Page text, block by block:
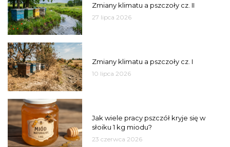
Zmiany klimatu a pszczoły cz. II
27 lipca 2026
Zmiany klimatu a pszczoły cz. I
10 lipca 2026
Jak wiele pracy pszczół kryje się w
słoiku 1 kg miodu?
23 czerwca 2026